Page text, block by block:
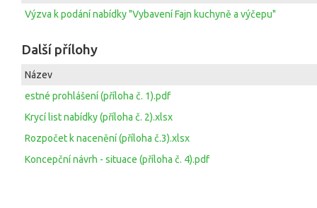
Výzva k podání nabídky "Vybavení Fajn kuchyně a výčepu"
Další přílohy
Název
estné prohlášení (příloha č. 1).pdf
Krycí list nabídky (příloha č. 2).xlsx
Rozpočet k nacenění (příloha č.3).xlsx
Koncepční návrh - situace (příloha č. 4).pdf